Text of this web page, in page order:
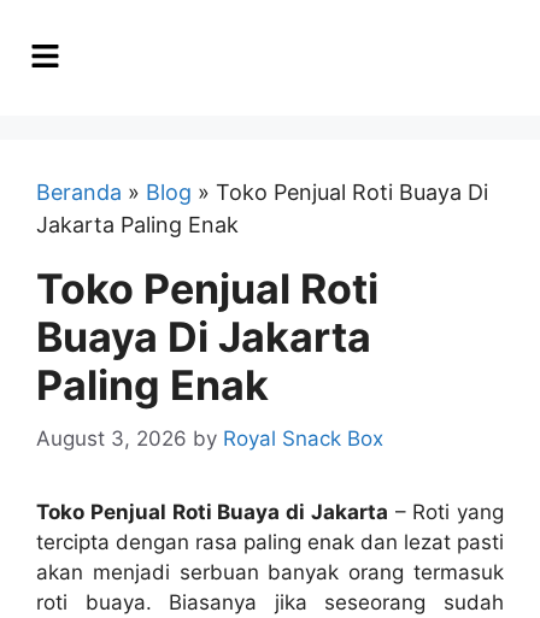
Beranda » Blog » Toko Penjual Roti Buaya Di
Jakarta Paling Enak
Toko Penjual Roti
Buaya Di Jakarta
Paling Enak
August 3, 2026 by Royal Snack Box
Toko Penjual Roti Buaya di Jakarta – Roti yang
tercipta dengan rasa paling enak dan lezat pasti
akan menjadi serbuan banyak orang termasuk
roti buaya. Biasanya jika seseorang sudah